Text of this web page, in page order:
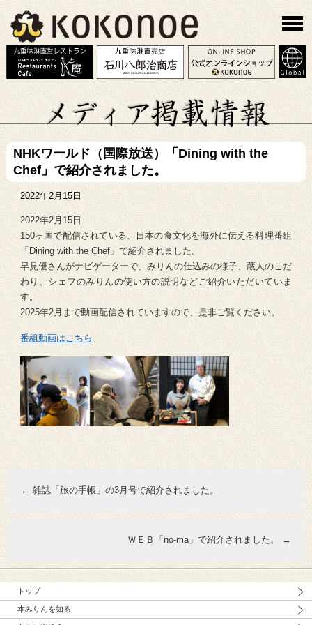
NHKワールド（国際放送）「Dining with the
Chef」で紹介されました。
2022年2月15日
2022年2月15日
150ヶ国で配信されている、日本の食文化を海外に伝える料理番組
「Dining with the Chef」で紹介されました。
早見優さんがナビゲーターで、みりんの仕込みの様子、蔵人のこだ
わり、シェフのみりんの使い方の説明などご紹介いただいていま
す。
2025年2月まで動画配信されていますので、是非ご覧ください。
番組動画はこちら
← 雑誌「旅の手帳」の3月号で紹介されました。
ＷＥＢ「no-ma」で紹介されました。 →
トップ
本みりんを知る